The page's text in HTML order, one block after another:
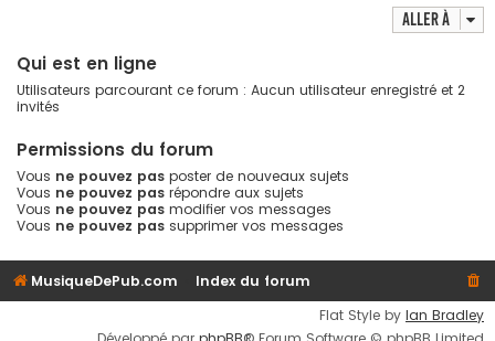
Aller à
Qui est en ligne
Utilisateurs parcourant ce forum : Aucun utilisateur enregistré et 2
invités
Permissions du forum
Vous ne pouvez pas poster de nouveaux sujets
Vous ne pouvez pas répondre aux sujets
Vous ne pouvez pas modifier vos messages
Vous ne pouvez pas supprimer vos messages
MusiqueDePub.com
Index du forum
Flat Style by Ian Bradley